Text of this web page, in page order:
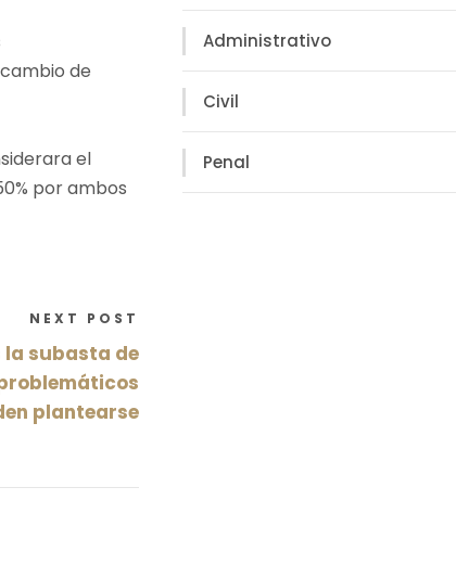
de
el
por ambos
NEXT POST
la subasta de
plantearse
Administrativo
Civil
Penal